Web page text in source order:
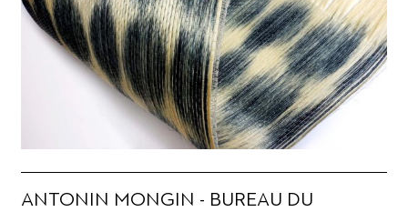
ANTONIN MONGIN - BUREAU DU